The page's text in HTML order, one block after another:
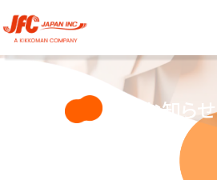
お知らせ